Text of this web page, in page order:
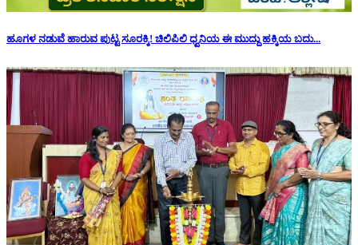
ಹೂಗಳ ನಡುವೆ ಹಾರುವ ಪುಟ್ಟ ಸೂರಕ್ಕಿ! ಚಿಲಿಪಿಲಿ ಧ್ವನಿಯ ಈ ಮುದ್ದು ಹಕ್ಕಿಯ ಬದು...